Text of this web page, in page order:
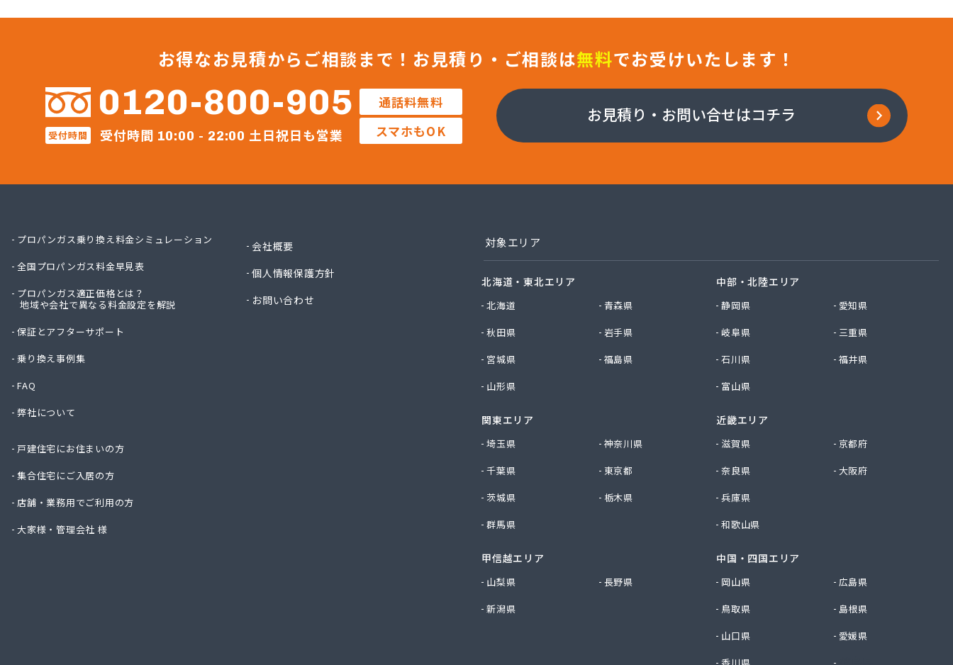
すえまつ興産株式会社
セブンガス株式会社
セブンガス燃料株式会社
テックホームガス株式会社
ナラヤ商店
ネットワークガスオーエス株式会社
マルヰガス行橋株式会社
安永米穀販売店
安全プロパン有限会社
井手燃料店
お得なお見積からご相談まで！ お見積り・ご相談は無料でお受けいたします！
0120-800-905
受付時間 受付時間 10:00 - 22:00 土日祝日も営業
通話料無料
スマホもOK
お見積り・お問い合せはコチラ
プロパンガス乗り換え料金シミュレーション
全国プロパンガス料金早見表
プロパンガス適正価格とは？
地域や会社で異なる料金設定を解説
保証とアフターサポート
乗り換え事例集
FAQ
弊社について
戸建住宅にお住まいの方
集合住宅にご入居の方
店舗・業務用でご利用の方
大家様・管理会社 様
会社概要
個人情報保護方針
お問い合わせ
対象エリア
北海道・東北エリア
北海道
青森県
秋田県
岩手県
宮城県
福島県
山形県
関東エリア
埼玉県
神奈川県
千葉県
東京都
茨城県
栃木県
群馬県
甲信越エリア
山梨県
長野県
新潟県
中部・北陸エリア
静岡県
愛知県
岐阜県
三重県
石川県
福井県
富山県
近畿エリア
滋賀県
京都府
奈良県
大阪府
兵庫県
和歌山県
中国・四国エリア
岡山県
広島県
鳥取県
島根県
山口県
愛媛県